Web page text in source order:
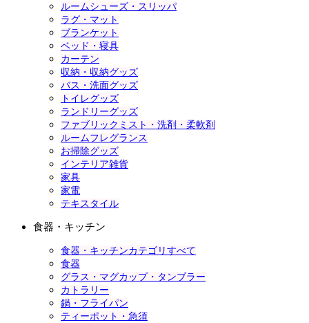
ルームシューズ・スリッパ
ラグ・マット
ブランケット
ベッド・寝具
カーテン
収納・収納グッズ
バス・洗面グッズ
トイレグッズ
ランドリーグッズ
ファブリックミスト・洗剤・柔軟剤
ルームフレグランス
お掃除グッズ
インテリア雑貨
家具
家電
テキスタイル
食器・キッチン
食器・キッチンカテゴリすべて
食器
グラス・マグカップ・タンブラー
カトラリー
鍋・フライパン
ティーポット・急須